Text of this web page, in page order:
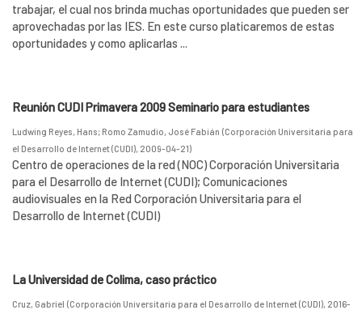
trabajar, el cual nos brinda muchas oportunidades que pueden ser
aprovechadas por las IES. En este curso platicaremos de estas
oportunidades y como aplicarlas ...
Reunión CUDI Primavera 2009 Seminario para estudiantes
Ludwing Reyes, Hans; Romo Zamudio, José Fabián (Corporación Universitaria para
el Desarrollo de Internet (CUDI), 2009-04-21)
Centro de operaciones de la red (NOC) Corporación Universitaria
para el Desarrollo de Internet (CUDI); Comunicaciones
audiovisuales en la Red Corporación Universitaria para el
Desarrollo de Internet (CUDI)
La Universidad de Colima, caso práctico
Cruz, Gabriel (Corporación Universitaria para el Desarrollo de Internet (CUDI), 2016-